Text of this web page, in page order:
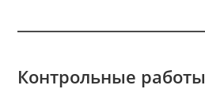
Контрольные работы